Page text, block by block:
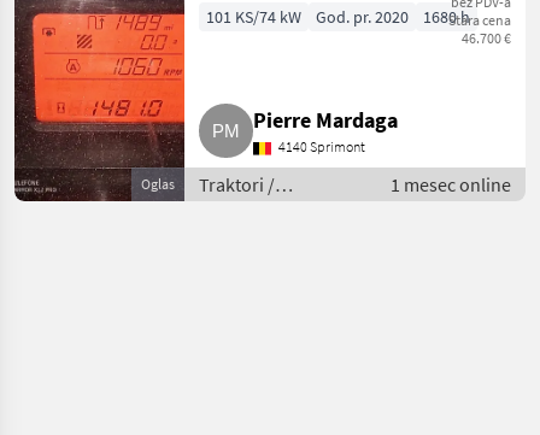
Oglas
Traktor
Stara cena
46.700 €
101 KS/74 kW God. pr. 2020 1680 h
Pierre Mardaga
4140 Sprimont
Traktori /
Standardni traktori
1 mesec online